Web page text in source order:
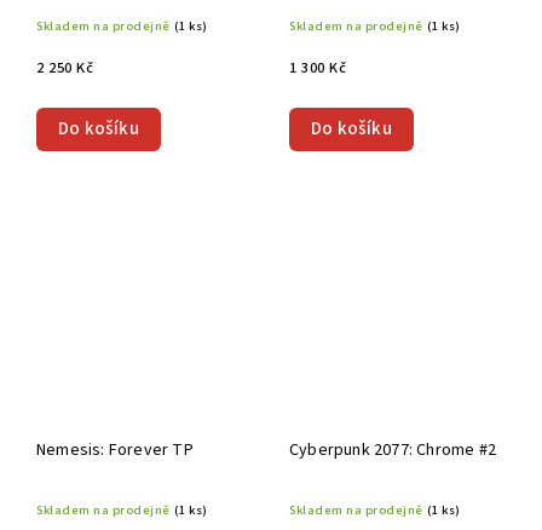
Skladem na prodejně (1 ks)
2 250 Kč
Do košíku
Skladem na prodejně (1 ks)
1 300 Kč
Do košíku
Nemesis: Forever TP
Skladem na prodejně (1 ks)
Cyberpunk 2077: Chrome #2
Skladem na prodejně (1 ks)